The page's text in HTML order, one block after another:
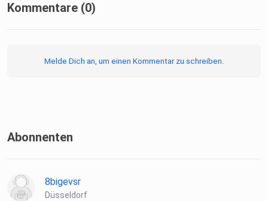
Kommentare (0)
Melde Dich an, um einen Kommentar zu schreiben.
Abonnenten
8bigevsr
Düsseldorf